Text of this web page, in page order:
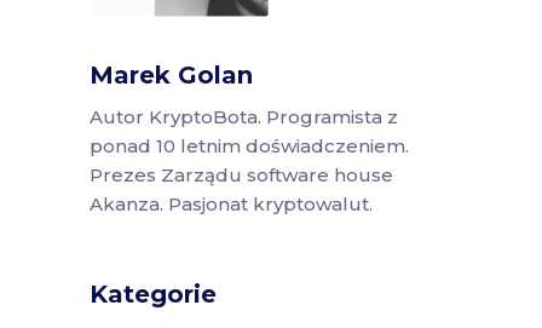
Marek Golan
Autor KryptoBota. Programista z
ponad 10 letnim doświadczeniem.
Prezes Zarządu software house
Akanza. Pasjonat kryptowalut.
Kategorie